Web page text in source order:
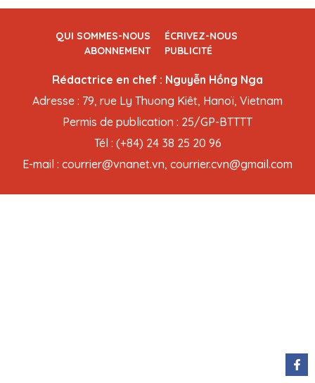
QUI SOMMES-NOUS
ÉCRIVEZ-NOUS
ABONNEMENT
PUBLICITÉ
Rédactrice en chef : Nguyễn Hồng Nga
Adresse : 79, rue Ly Thuong Kiêt, Hanoï, Vietnam
Permis de publication : 25/GP-BTTTT
Tél : (+84) 24 38 25 20 96
E-mail : courrier@vnanet.vn, courrier.cvn@gmail.com